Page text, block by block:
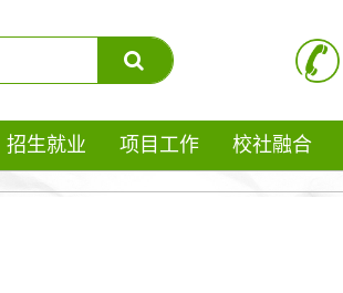
招生就业 项目工作 校社融合